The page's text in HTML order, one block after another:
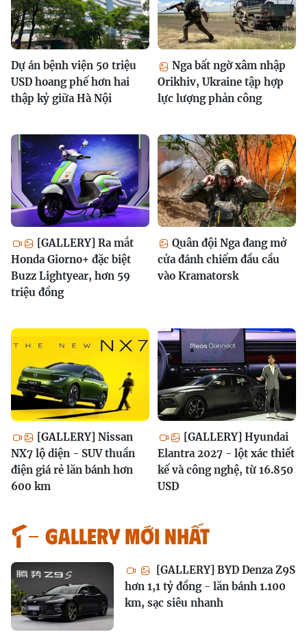
Dự án bệnh viện 50 triệu
USD hoang phế hơn hai
thập kỷ giữa Hà Nội
Nga bất ngờ xâm nhập
Orikhiv, Ukraine tập hợp
lực lượng phản công
[GALLERY] Ra mắt
Honda Giorno+ đặc biệt
Buzz Lightyear, hơn 59
triệu đồng
Quân đội Nga đang mở
cửa đánh chiếm đầu cầu
vào Kramatorsk
[GALLERY] Nissan
NX7 lộ diện - SUV thuần
điện giá rẻ lăn bánh hơn
600 km
[GALLERY] Hyundai
Elantra 2027 - lột xác thiết
kế và công nghệ, từ 16.850
USD
GALLERY MỚI NHẤT
[GALLERY] BYD Denza Z9S
hơn 1,1 tỷ đồng - lăn bánh 1.100
km, sạc siêu nhanh